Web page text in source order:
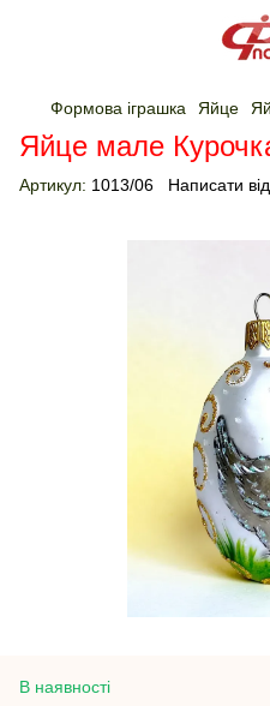
Формова іграшка Яйце
Яйце мале
Артикул: 1013/06 Написати
В наявності